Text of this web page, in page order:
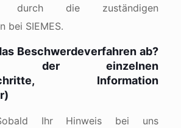
durch die zuständigen
bei SIEMES.
Beschwerdeverfahren ab?
der einzelnen
Information
Ihr Hinweis bei uns